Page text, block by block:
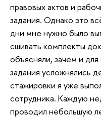
правовых актов и
задания. Однако это
дни мне нужно было
сшивать комплекты
объясняли, зачем и
задания усложнялись
стажировки я уже
сотрудника. Каждую
проводил небольшую